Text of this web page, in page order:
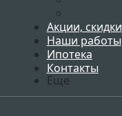
Акции, скидки
Наши работы
Ипотека
Контакты
Еще